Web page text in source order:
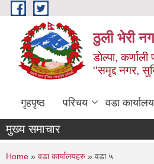
Skip to main content
ठुली भेरी
डाेल्पा,
''समृद्द नगर,
गृहपृष्ठ परिचय वडा
मुख्य समाचार
You are here
Home » वडा कार्यालयहरु » वडा ५